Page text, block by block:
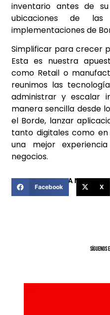
inventario antes de
ubicaciones de
implementaciones de
Simplificar para crecer
Esta es nuestra
como Retail o
reunimos las
administrar y escalar
manera sencilla desde
el Borde, lanzar
tanto digitales como
una mejor
negocios.
COMPARTIR ESTA NOTICIA
Facebook X
SíGUENOS